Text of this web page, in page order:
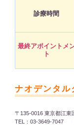
診療時間
最終アポイントメ
ト
ナオデンタル
〒135-0016 東京都江東
TEL：03-3649-7047